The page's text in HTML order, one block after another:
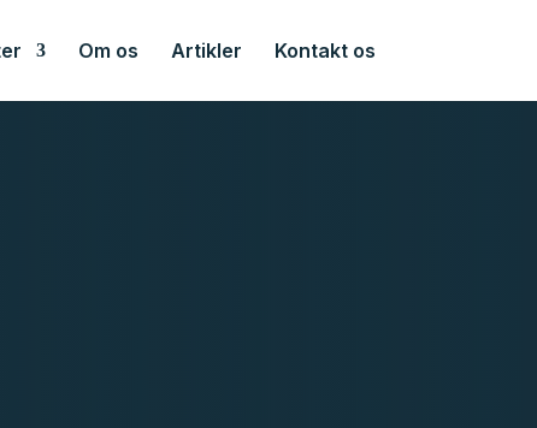
Om os Artikler Kontakt os